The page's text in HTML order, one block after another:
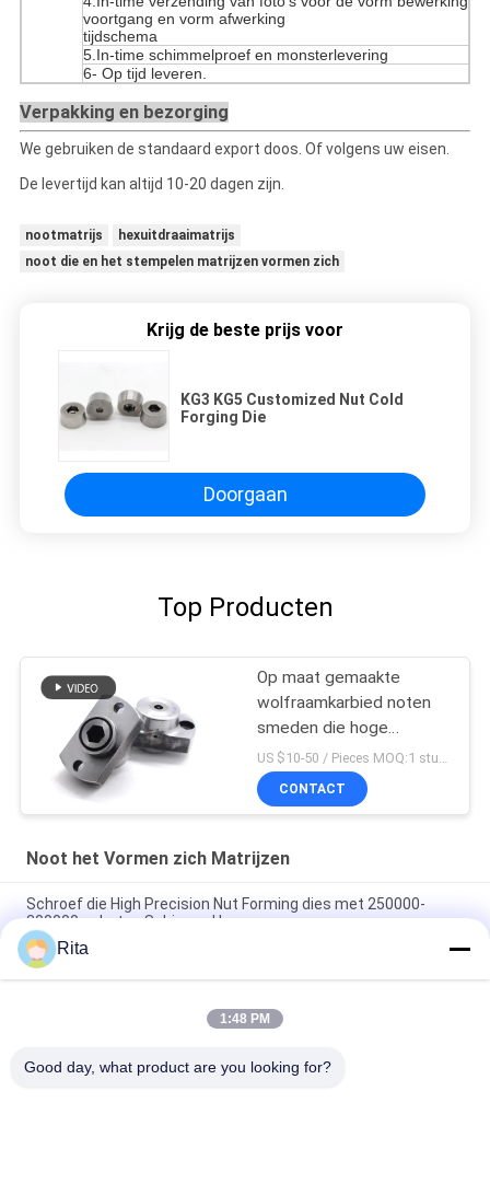
voortgang en vorm afwerking
tijdschema
5.In-time schimmelproef en monsterlevering
6- Op tijd leveren.
Verpakking en bezorging
We gebruiken de standaard export doos. Of volgens uw eisen.
De levertijd kan altijd 10-20 dagen zijn.
nootmatrijs
hexuitdraaimatrijs
noot die en het stempelen matrijzen vormen zich
Krijg de beste prijs voor
KG3 KG5 Customized Nut Cold
Forging Die
Doorgaan
Top Producten
Op maat gemaakte
wolfraamkarbied noten
smeden die hoge
slijtvastheid
CONTACT
Noot het Vormen zich Matrijzen
Schroef die High Precision Nut Forming dies met 250000-
300000 schoten Schimmel Leven
Zeskant Wolframcarbide Moer Vormgereedschap
Aangepaste Maat ISO9001 Goedgekeurd
Carbide moer vormende matrijzen Hoge nauwkeurigheid
Rita
1:48 PM
Good day, what product are you looking for?